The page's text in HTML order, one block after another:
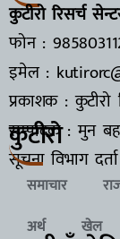
कुटीरो रिसर्च
फोन :
इमेल :
प्रकाशक : कुटीरो
सम्पादक : मुन
सूचना विभाग
कुटीरो
समाचार
अर्थ
खेल